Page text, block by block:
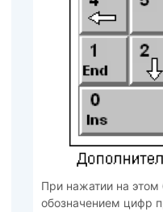
При нажатии на этом
обозначением цифр